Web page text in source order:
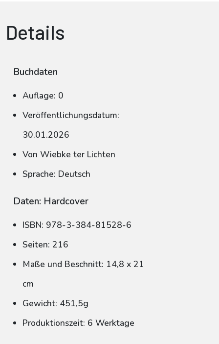
Details
Buchdaten
Auflage: 0
Veröffentlichungsdatum:
30.01.2026
Von Wiebke ter Lichten
Sprache: Deutsch
Daten: Hardcover
ISBN: 978-3-384-81528-6
Seiten: 216
Maße und Beschnitt: 14,8 x 21
cm
Gewicht: 451,5g
Produktionszeit: 6 Werktage